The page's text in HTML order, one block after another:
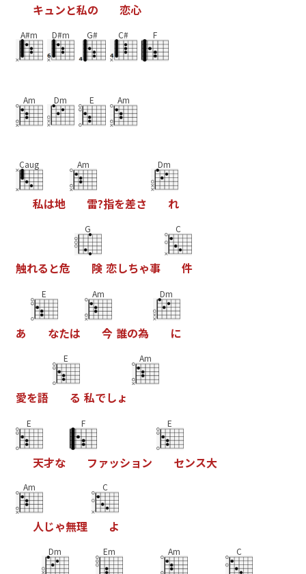
キュンと私の 恋心
A#m D#m G# C# F
Am Dm E Am
Caug
私は地
Am
雷?指を差さ
Dm
れ
触れる と危
G
険 恋しちゃ事
C
件
あ
E
なたは
Am
今 誰の為
Dm
に
愛を語
E
る 私でしょ
Am
E
天才な
F
フ ァッショ ン
E
センス大
Am
人じゃ無理
C
よ
Dm Em Am C